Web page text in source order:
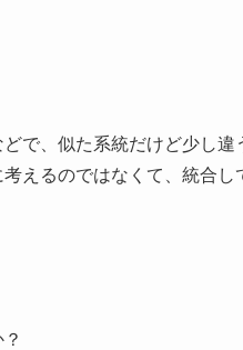
で、似た系統だけど少し
えるのではなくて、統合し